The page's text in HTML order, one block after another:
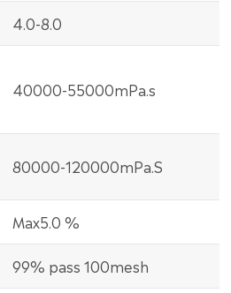
4.0-8.0
40000-55000mPa.s
80000-120000mPa.S
Max5.0 %
99% pass 100mesh